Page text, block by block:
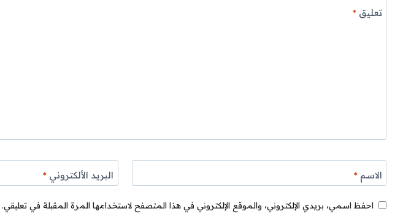
تعليق*
الاسم* البريد الألكتروني *
احفظ اسمي، بريدي الإلكتروني، والموقع الإلكتروني في هذا المتصفح لاستخدامها المرة المقبلة في تعليقي.